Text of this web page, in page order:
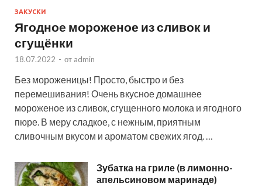
ЗАКУСКИ
Ягодное мороженое из сливок и
сгущёнки
18.07.2022 - от admin
Без мороженицы! Просто, быстро и без
перемешивания! Очень вкусное домашнее
мороженое из сливок, сгущенного молока и ягодного
пюре. В меру сладкое, с нежным, приятным
сливочным вкусом и ароматом свежих ягод. …
Зубатка на гриле (в лимонно-
апельсиновом маринаде)